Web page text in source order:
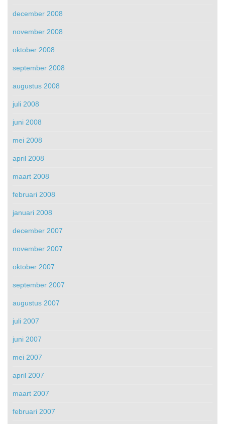
december 2008
november 2008
oktober 2008
september 2008
augustus 2008
juli 2008
juni 2008
mei 2008
april 2008
maart 2008
februari 2008
januari 2008
december 2007
november 2007
oktober 2007
september 2007
augustus 2007
juli 2007
juni 2007
mei 2007
april 2007
maart 2007
februari 2007